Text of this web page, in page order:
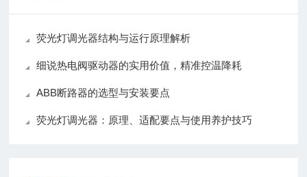
荧光灯调光器结构与运行原理解析
细说热电阀驱动器的实用价值，精准控温降耗
ABB断路器的选型与安装要点
荧光灯调光器：原理、适配要点与使用养护技巧